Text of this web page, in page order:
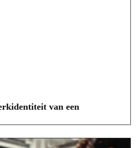
van een